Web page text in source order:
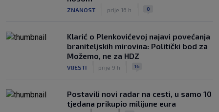
ZNANOST prije 16 h 0
Klarić o Plenkovićevoj najavi povećanja
braniteljskih mirovina: Politički bod za
Možemo, ne za HDZ
VIJESTI prije 9 h 16
Postavili novi radar na cesti, u samo 10
tjedana prikupio milijune eura